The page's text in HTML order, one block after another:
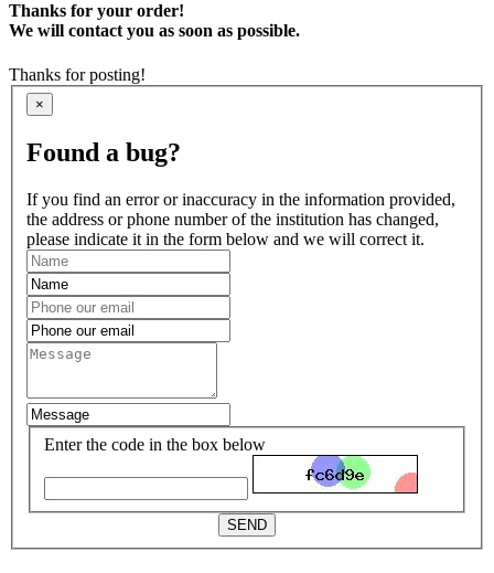
Thanks for your order!
We will contact you as soon as possible.
Thanks for posting!
×
Found a bug?
If you find an error or inaccuracy in the information provided,
the address or phone number of the institution has changed,
please indicate it in the form below and we will correct it.
Enter the code in the box below
SEND